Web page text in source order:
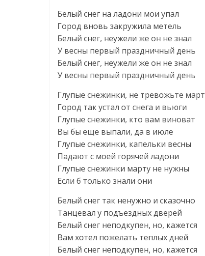
Белый снег на ладони мои упал
Город вновь закружила метель
Белый снег, неужели же он не знал
У весны первый праздничный день
Белый снег, неужели же он не знал
У весны первый праздничный день
Глупые снежинки, не тревожьте март
Город так устал от снега и вьюги
Глупые снежинки, кто вам виноват
Вы бы еще выпали, да в июле
Глупые снежинки, капельки весны
Падают с моей горячей ладони
Глупые снежинки марту не нужны
Если б только знали они
Белый снег так ненужно и сказочно
Танцевал у подъездных дверей
Белый снег неподкупен, но, кажется
Вам хотел пожелать теплых дней
Белый снег неподкупен, но, кажется